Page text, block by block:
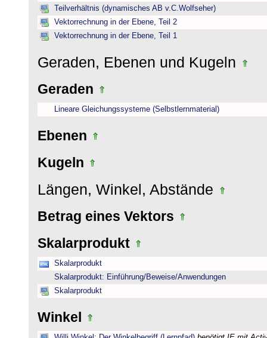
Teilverhältnis (dynamisches AB v.C.Wolfseher)
Vektorrechnung in der Ebene, Teil 2
Vektorrechnung in der Ebene, Teil 1
Geraden, Ebenen und Kugeln
Geraden
Lineare Gleichungssysteme (Selbstlernmaterial)
Ebenen
Kugeln
Längen, Winkel, Abstände
Betrag eines Vektors
Skalarprodukt
Skalarprodukt
Skalarprodukt: Einführung/Beweise/Anwendungen
Skalarprodukt
Winkel